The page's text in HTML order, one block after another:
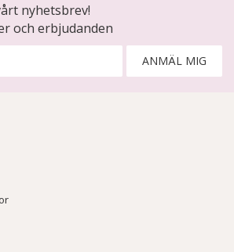
nyhetsbrev!
och erbjudanden
ANMÄL MIG